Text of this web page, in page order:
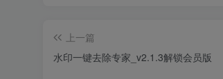
上一篇
水印一键去除专家_v2.1.3解锁会员版